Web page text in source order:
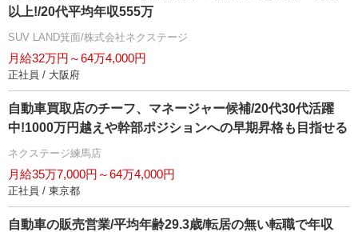
以上!/20代平均年収555万
SUV LAND箕面/株式会社ネクステージ
月給32万円～64万4,000円
正社員 / 大阪府
自動車買取店のチーフ、マネージャー候補/20代30代活躍
中!1000万円越えや幹部ポジションへの早期昇格も目指せる
ネクステージ練馬店
月給35万7,000円～64万4,000円
正社員 / 東京都
自動車の販売営業/平均年齢29.3歳/転居の無い転職で年収